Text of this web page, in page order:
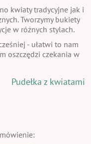
kwiaty tradycyjne jak i
Tworzymy bukiety
w różnych stylach.
- ułatwi to nam
oszczędzi czekania w
Pudełka z kwiatami